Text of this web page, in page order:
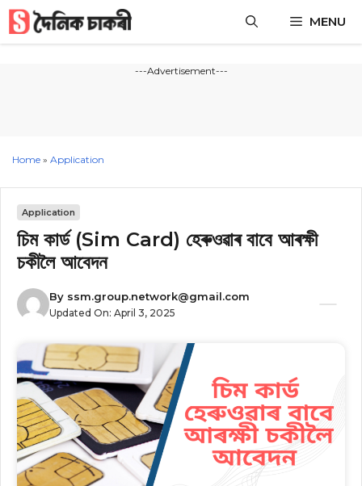
Skip
content
MENU
---Advertisement---
Home » Application
Application
চিম কাৰ্ড (Sim Card) হেৰুওৱাৰ বাবে আৰক্ষী
চকীলৈ আবেদন
By ssm.group.network@gmail.com
Updated On: April 3, 2025